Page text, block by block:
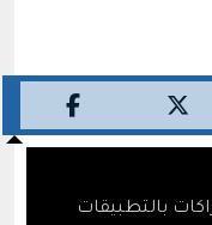
بالتطبيقات